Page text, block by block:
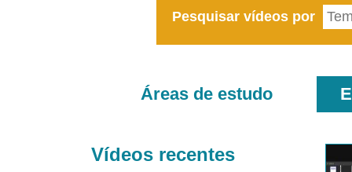
Pesquisar vídeos por
Áreas de estudo
Vídeos recentes